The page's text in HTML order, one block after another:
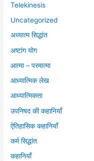
Telekinesis
Uncategorized
अध्यात्म सिद्धांत
अष्टांग योग
आत्मा – परमात्मा
आध्यात्मिक लेख
आध्यात्मिकता
उपनिषद की कहानियाँ
ऐतिहासिक कहानियाँ
कर्म सिद्धांत
कहानियाँ